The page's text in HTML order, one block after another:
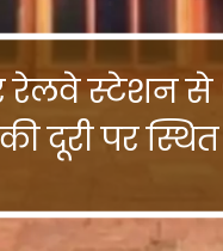
रेलवे स्टेशन से
दूरी पर